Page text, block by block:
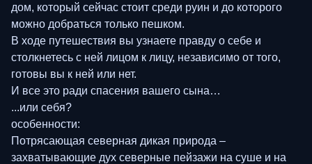
дом, который сейчас стоит среди руин и до которого
можно добраться только пешком.
В ходе путешествия вы узнаете правду о себе и
столкнетесь с ней лицом к лицу, независимо от того,
готовы вы к ней или нет.
И все это ради спасения вашего сына…
...или себя?
особенности:
Потрясающая северная дикая природа –
захватывающие дух северные пейзажи на суше и на